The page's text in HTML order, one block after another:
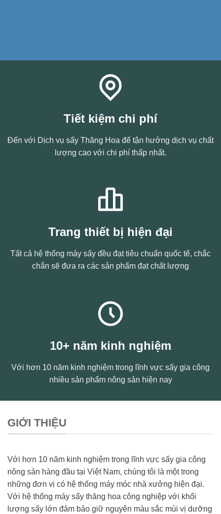
Tiết kiệm chi phí
Đến với Dịch vụ sấy Thăng Hoa để tận hưởng dịch vụ chất
lượng cao với chi phí thấp nhất.
Trang thiết bị hiện đại
Tất cả hệ thống máy sấy đều đạt tiêu chuẩn quốc tế, chắc
chắn sẽ đưa ra các sản phẩm đạt chất lượng
10+ năm kinh nghiệm
Với hơn 10 năm kinh nghiệm trong lĩnh vực sấy gia công
nhiều sản phẩm nông sản hiện nay
GIỚI THIỆU
Với hơn 10 năm kinh nghiệm trong lĩnh vực sấy gia công
nông sản hàng đầu tại Việt Nam, chúng tôi là một trong
những đơn vị có hệ thống máy móc nhà xưởng hiện đại.
Với hệ thống máy sấy thăng hoa công nghiệp với khối
lượng sấy lớn đảm bảo giữ nguyên màu sắc mùi vị dưỡng